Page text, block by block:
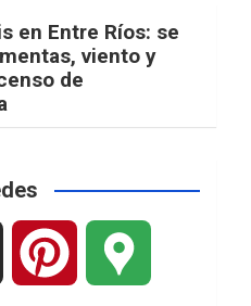
en Entre Ríos: se
viento y
de